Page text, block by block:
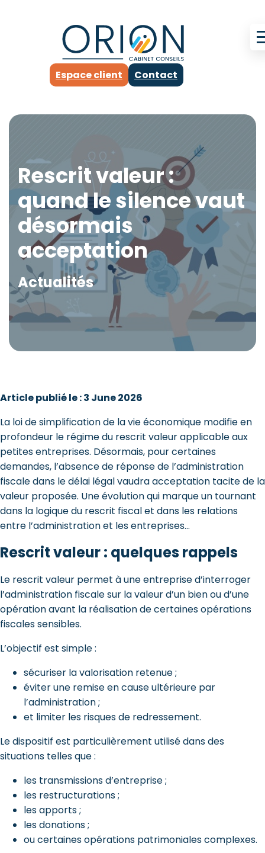
Espace client Contact
Rescrit valeur :
quand le silence vaut
désormais
acceptation
Actualités
Article publié le : 3 June 2026
La loi de simplification de la vie économique modifie en
profondeur le régime du rescrit valeur applicable aux
petites entreprises. Désormais, pour certaines
demandes, l’absence de réponse de l’administration
fiscale dans le délai légal vaudra acceptation tacite de la
valeur proposée. Une évolution qui marque un tournant
dans la logique du rescrit fiscal et dans les relations
entre l’administration et les entreprises…
Rescrit valeur : quelques rappels
Le rescrit valeur permet à une entreprise d’interroger
l’administration fiscale sur la valeur d’un bien ou d’une
opération avant la réalisation de certaines opérations
fiscales sensibles.
L’objectif est simple :
sécuriser la valorisation retenue ;
éviter une remise en cause ultérieure par
l’administration ;
et limiter les risques de redressement.
Le dispositif est particulièrement utilisé dans des
situations telles que :
les transmissions d’entreprise ;
les restructurations ;
les apports ;
les donations ;
ou certaines opérations patrimoniales complexes.